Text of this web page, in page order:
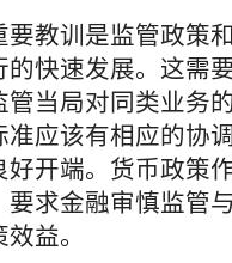
教训是监管政策
快速发展。这需
当局对同类业务
应该有相应的协
开端。货币政策
求金融审慎监管
益。